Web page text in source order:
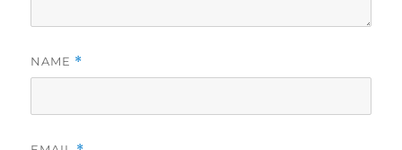
NAME *